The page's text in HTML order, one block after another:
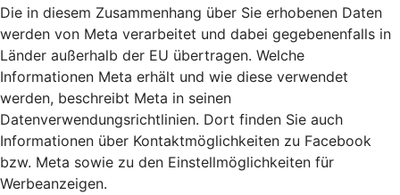
Die in diesem Zusammenhang über Sie erhobenen Daten
werden von Meta verarbeitet und dabei gegebenenfalls in
Länder außerhalb der EU übertragen. Welche
Informationen Meta erhält und wie diese verwendet
werden, beschreibt Meta in seinen
Datenverwendungsrichtlinien. Dort finden Sie auch
Informationen über Kontaktmöglichkeiten zu Facebook
bzw. Meta sowie zu den Einstellmöglichkeiten für
Werbeanzeigen.